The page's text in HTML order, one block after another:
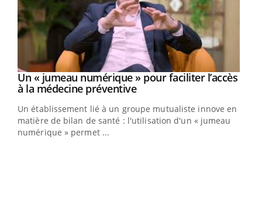
Youtube
Un « jumeau numérique » pour faciliter l’accès
à la médecine préventiveYoutube
Un établissement lié à un groupe mutualiste innove en
matière de bilan de santé : l'utilisation d'un « jumeau
numérique » permet ...